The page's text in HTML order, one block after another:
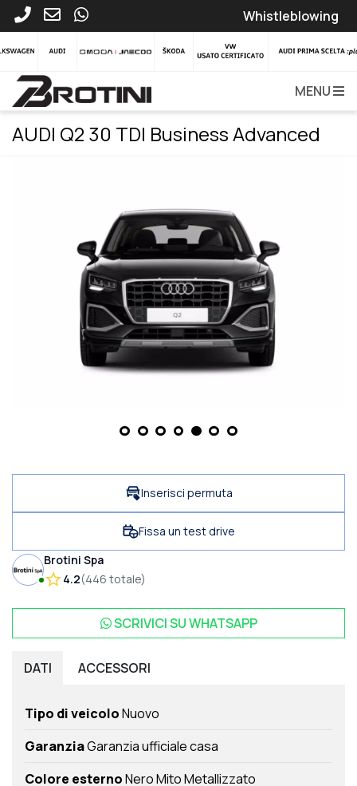
Whistleblowing
MENU
AUDI Q2 30 TDI Business Advanced
Inserisci permuta
Fissa un test drive
Brotini Spa
4.2(446 totale)
SCRIVICI SUWHATSAPP
DATI ACCESSORI
Tipo di veicoloNuovo
GaranziaGaranzia ufficiale casa
Colore esternoNero Mito Metallizzato